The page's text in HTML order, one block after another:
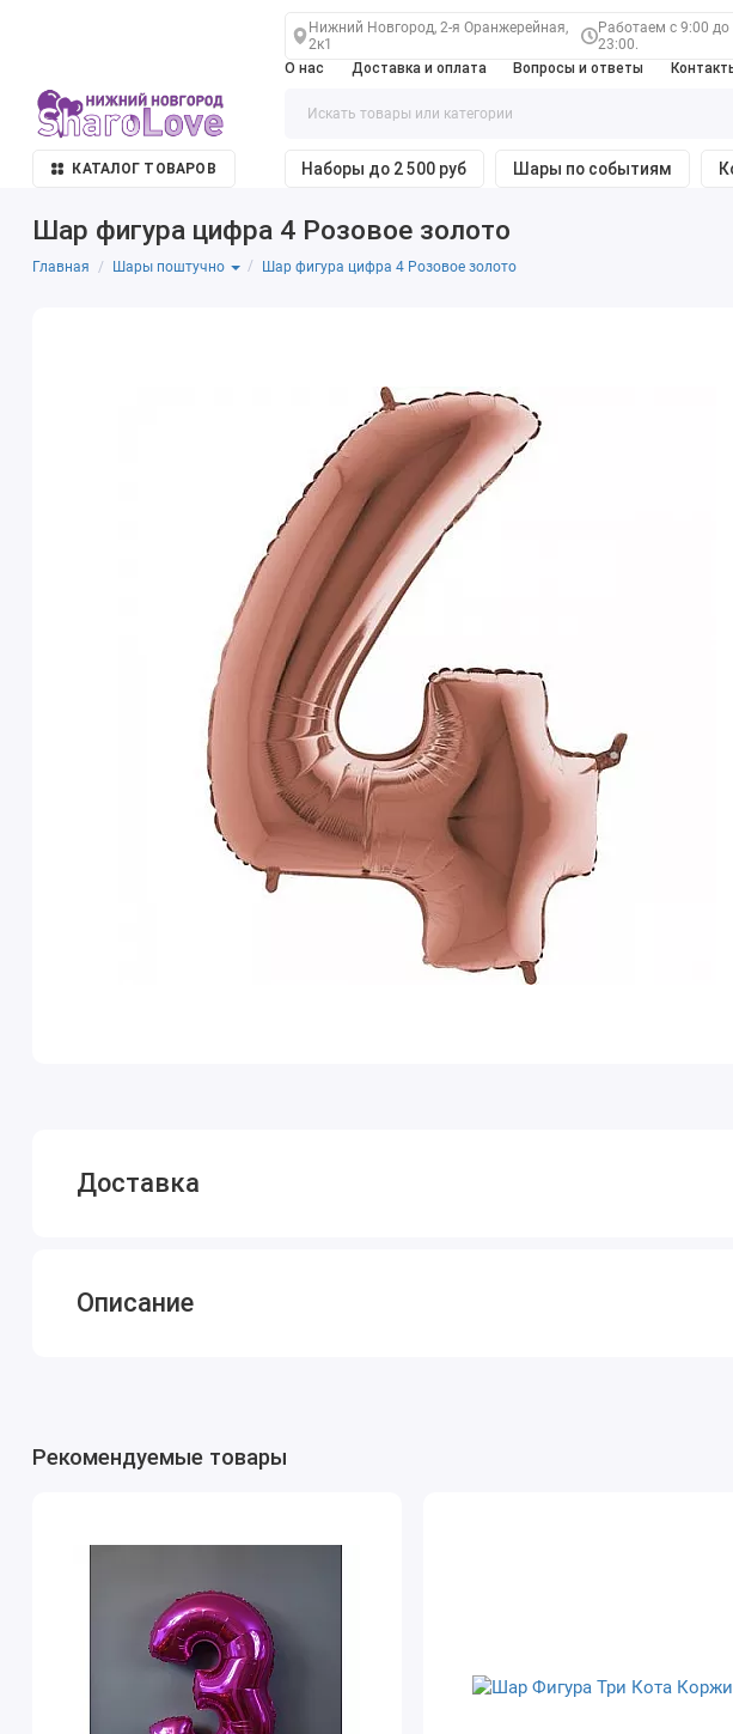
Нижний Новгород, 2-я Оранжерейная,
2к1
Работаем с 9:00 до
23:00.
О нас
Доставка и оплата Вопросы и ответы
КАТАЛОГ ТОВАРОВ Наборы до 2 500 руб Шары по событиям
Шар фигура цифра 4 Розовое золото
Главная Шары поштучно Шар фигура цифра 4 Розовое золото
Доставка
Описание
Рекомендуемые товары